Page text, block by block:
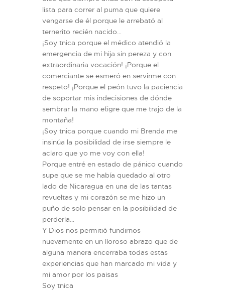
lista para correr al puma que quiere
vengarse de él porque le arrebató al
ternerito recién nacido…
¡Soy tnica porque el médico atendió la
emergencia de mi hija sin pereza y con
extraordinaria vocación! ¡Porque el
comerciante se esmeró en servirme con
respeto! ¡Porque el peón tuvo la paciencia
de soportar mis indecisiones de dónde
sembrar la mano e´tigre que me trajo de la
montaña!
¡Soy tnica porque cuando mi Brenda me
insinúa la posibilidad de irse siempre le
aclaro que yo me voy con ella!
Porque entré en estado de pánico cuando
supe que se me había quedado al otro
lado de Nicaragua en una de las tantas
revueltas y mi corazón se me hizo un
puño de solo pensar en la posibilidad de
perderla…
Y Dios nos permitió fundirnos
nuevamente en un lloroso abrazo que de
alguna manera encerraba todas estas
experiencias que han marcado mi vida y
mi amor por los paisas
Soy tnica